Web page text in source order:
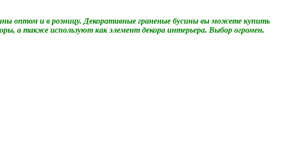
оптом и в розницу. Декоративные граненые бусины вы можете купить
а также используют как элемент декора интерьера. Выбор огромен.